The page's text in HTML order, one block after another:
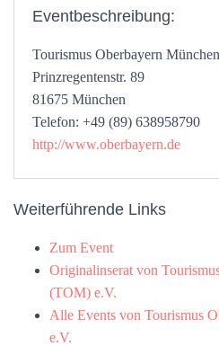
Eventbeschreibung:
Tourismus Oberbayern
Prinzregentenstr. 89
81675 München
Telefon: +49 (89) 638958790
http://www.oberbayern.de
Weiterführende Links
Zum Event
Originalinserat von
(TOM) e.V.
Alle Events von Tourismus
e.V.